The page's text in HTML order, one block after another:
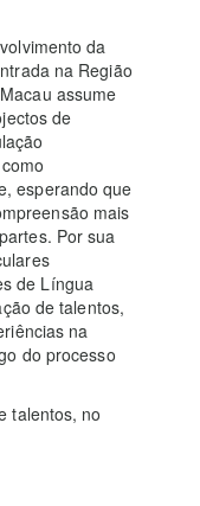
da
na Região
assume
de
esperando que
mais
Por sua
de Língua
de talentos,
na
do processo
talentos, no